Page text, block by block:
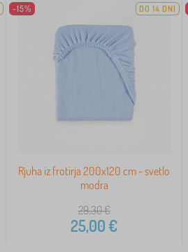
-15% DO 14 DNI
Rjuha iz frotirja 200x120 cm - svetlo
modra
29,30€
25,00€